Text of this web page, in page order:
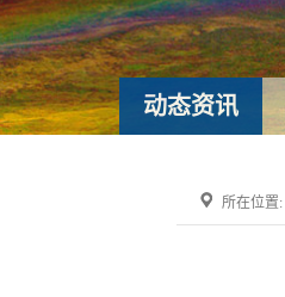
动态资讯
所在位置: